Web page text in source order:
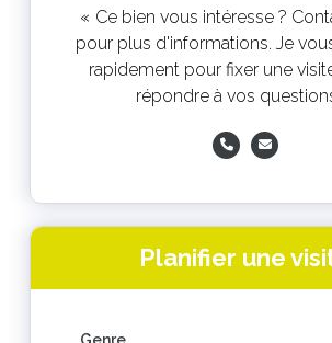
Ce bien vous intéresse ?
pour plus d'informations. Je
rapidement pour fixer une
répondre à vos
Planifier une
Genre